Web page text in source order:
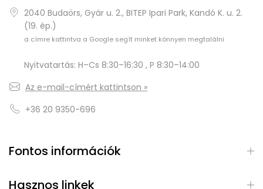
2040 Budaörs, Gyár u. 2., BITEP Ipari Park, Kandó K. u. 2.
(19. ép.)
a címre kattintva a Google segít minket könnyen megtalálni
Nyitvatartás: H–Cs 8:30–16:30 , P 8:30–14:00
Az e-mail-címért kattintson »
+36 20 9350-696
Fontos információk
Hasznos linkek